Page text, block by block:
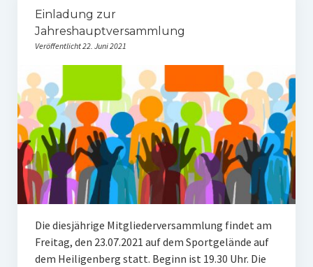
Spielplan Bezirksliga Damen
Ü30-Fussball
AH-Abteilung
Breitensport
Frauengymnastik
ThaiBo
Kinderturnen
Eltern-Kind-Turnen
Einladung zur
Jahreshauptversammlung
Veröffentlicht 22. Juni 2021
Die diesjährige Mitgliederversammlung findet am
Freitag, den 23.07.2021 auf dem Sportgelände auf
dem Heiligenberg statt. Beginn ist 19.30 Uhr. Die